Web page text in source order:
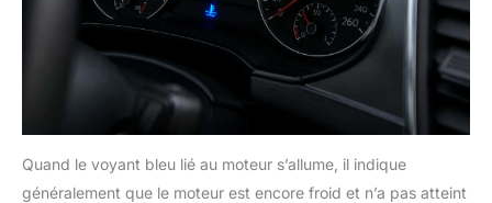
Quand le voyant bleu lié au moteur s’allume, il indique
généralement que le moteur est encore froid et n’a pas atteint